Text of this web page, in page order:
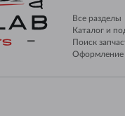
Все разделы
Каталог и
Поиск
Оформление